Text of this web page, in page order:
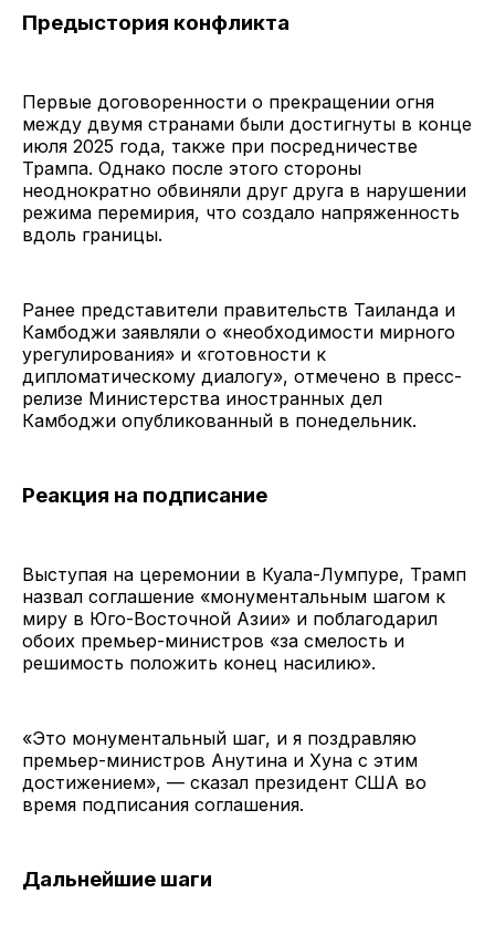
Предыстория конфликта
Первые договоренности о прекращении огня
между двумя странами были достигнуты в конце
июля 2025 года, также при посредничестве
Трампа. Однако после этого стороны
неоднократно обвиняли друг друга в нарушении
режима перемирия, что создало напряженность
вдоль границы.
Ранее представители правительств Таиланда и
Камбоджи заявляли о «необходимости мирного
урегулирования» и «готовности к
дипломатическому диалогу», отмечено в пресс-
релизе Министерства иностранных дел
Камбоджи опубликованный в понедельник.
Реакция на подписание
Выступая на церемонии в Куала-Лумпуре, Трамп
назвал соглашение «монументальным шагом к
миру в Юго-Восточной Азии» и поблагодарил
обоих премьер-министров «за смелость и
решимость положить конец насилию».
«Это монументальный шаг, и я поздравляю
премьер-министров Анутинa и Хунa с этим
достижением», — сказал президент США во
время подписания соглашения.
Дальнейшие шаги